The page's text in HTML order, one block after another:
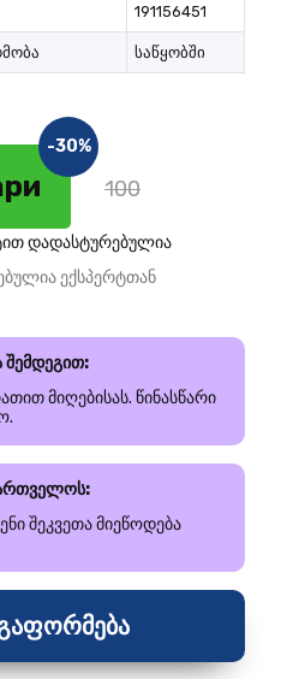
191156451
საწყობში
-30%
100
დადასტურებულია
ექსპერტთან
შემდეგით:
მიღებისას. წინასწარი
შეკვეთა მიეწოდება
გაფორმება